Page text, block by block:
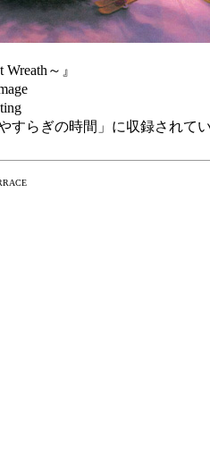
～』
すらぎの時間」に収録されて